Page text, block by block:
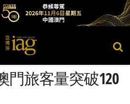
門旅客量突破120